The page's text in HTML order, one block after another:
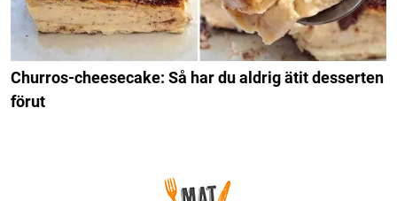
Churros-cheesecake: Så har du aldrig ätit desserten
förut